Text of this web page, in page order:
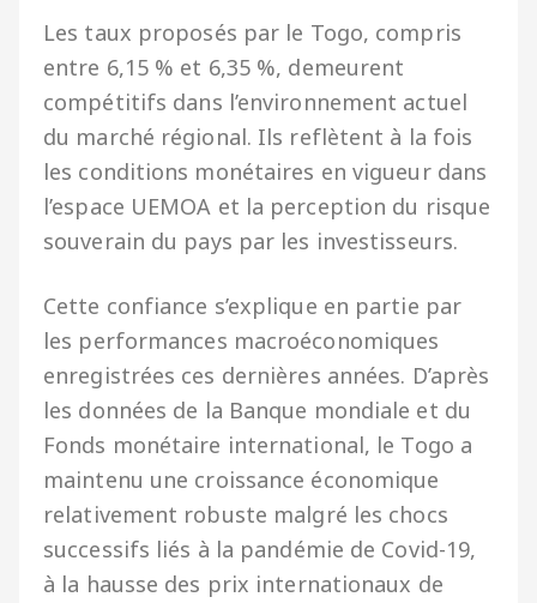
Les taux proposés par le Togo, compris
entre 6,15 % et 6,35 %, demeurent
compétitifs dans l’environnement actuel
du marché régional. Ils reflètent à la fois
les conditions monétaires en vigueur dans
l’espace UEMOA et la perception du risque
souverain du pays par les investisseurs.
Cette confiance s’explique en partie par
les performances macroéconomiques
enregistrées ces dernières années. D’après
les données de la Banque mondiale et du
Fonds monétaire international, le Togo a
maintenu une croissance économique
relativement robuste malgré les chocs
successifs liés à la pandémie de Covid-19,
à la hausse des prix internationaux de